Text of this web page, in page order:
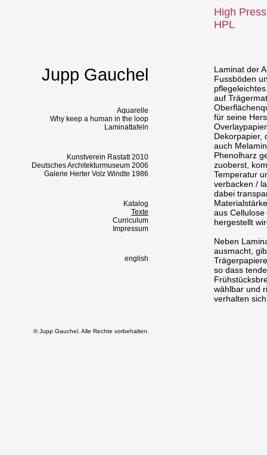
Jupp Gauchel
Aquarelle
Why keep a human in the loop
Laminattafeln
Kunstverein Rastatt 2010
Deutsches Architekturmuseum 2006
Galerie Herter Volz Windte 1986
Katalog
Texte
Curriculum
Impressum
english
© Jupp Gauchel. Alle Rechte vorbehalten.
High
HPL
Laminat der
Fussböden
auf
für seine
Dekorpapier,
auch
Phenolharz
zuoberst,
Temperatur
verbacken /
dabei
aus
hergestellt
Neben
ausmacht,
so dass
wählbar und
verhalten